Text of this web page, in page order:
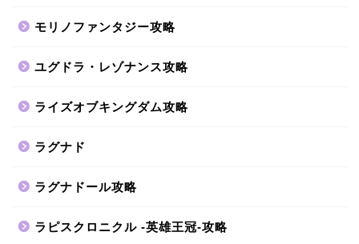
モリノファンタジー攻略
ユグドラ・レゾナンス攻略
ライズオブキングダム攻略
ラグナド
ラグナドール攻略
ラピスクロニクル -英雄王冠-攻略